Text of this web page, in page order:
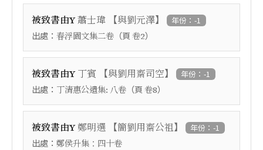
被致書由Y蕭士瑋 【與劉元澤】 年份：-1
出處： 春浮園文集二卷 （頁 卷2）
被致書由Y 丁賓 【與劉用齋司空】 年份：-1
出處： 丁清惠公遺集: 八卷 （頁 卷8）
被致書由Y鄭明選 【簡劉用齋公祖】 年份：-1
出處： 鄭侯升集：四十卷